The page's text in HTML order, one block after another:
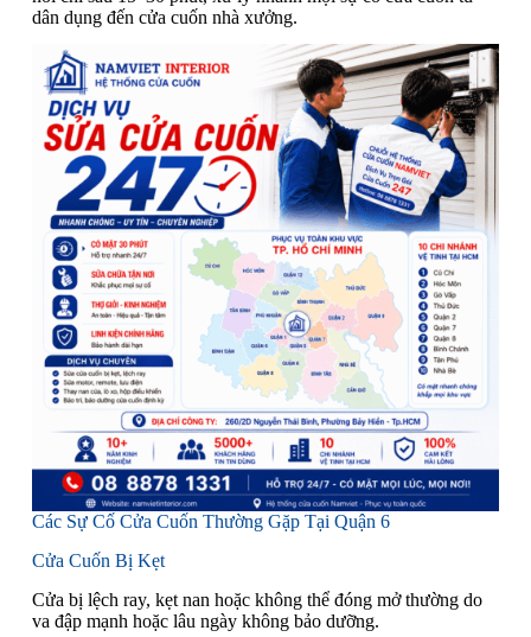
dân dụng đến cửa cuốn nhà xưởng.
Các Sự Cố Cửa Cuốn Thường Gặp Tại Quận 6
Cửa Cuốn Bị Kẹt
Cửa bị lệch ray, kẹt nan hoặc không thể đóng mở thường do
va đập mạnh hoặc lâu ngày không bảo dưỡng.